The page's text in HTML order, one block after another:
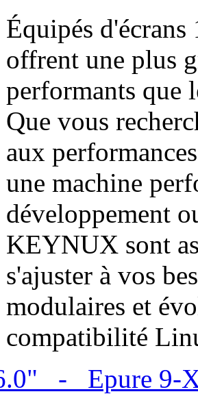
Équipés
offrent une plus
performants que
Que vous
aux
une machine
développement
KEYNUX sont
s'ajuster à vos
modulaires et
compatibilité
- Epure 9-